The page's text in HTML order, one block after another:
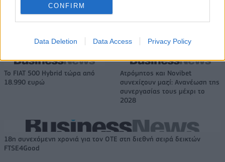
CONFIRM
Data Deletion Data Access Privacy Policy
Το FIAT 500 Hybrid τώρα από
18.990 ευρώ
Ατρόμητος και Novibet
συνεχίζουν μαζί: Ανανέωση της
συνεργασίας τους μέχρι το
2028
18η συνεχόμενη χρονιά για τον ΟΤΕ στη διεθνή σειρά δεικτών
FTSE4Good